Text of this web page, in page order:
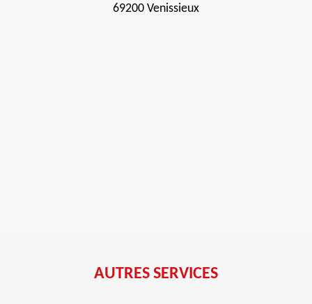
69200 Venissieux
AUTRES SERVICES